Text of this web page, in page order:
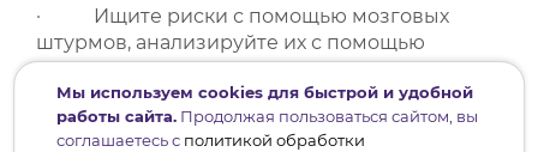
· Ищите риски с помощью мозговых
штурмов, анализируйте их с помощью
разных техник, например, тех о которых мы
говорили сегодня, а потом оценивайте
их эффект и вероятность.
Мы используем cookies для быстрой и удобной
работы сайта. Продолжая пользоваться сайтом, вы
соглашаетесь с политикой обработки